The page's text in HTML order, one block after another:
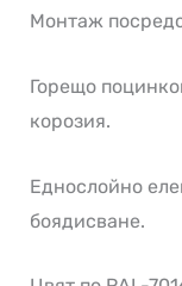
Монтаж
Горещо
корозия.
Еднослойно
боядисване.